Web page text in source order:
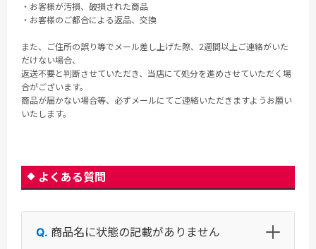
・お客様が汚損、破損された商品
・お客様のご都合による返品、交換
また、ご住所の誤り等でメール差し上げた際、2週間以上ご連絡がいた
だけない場合、
返送不要と判断させていただき、当店にて処分を進めさせていただく場
合がございます。
商品が届かない場合等、必ずメールにてご連絡いただきますようお願い
いたします。
よくある質問
商品名に状態の記載がありません